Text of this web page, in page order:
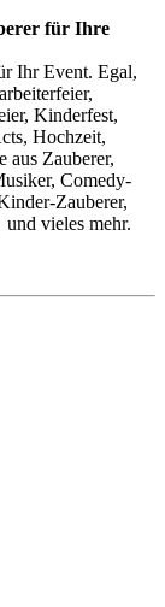
für Ihre
Ihr Event. Egal,
Kinderfest,
Hochzeit,
aus Zauberer,
Comedy-
Zauberer,
vieles mehr.